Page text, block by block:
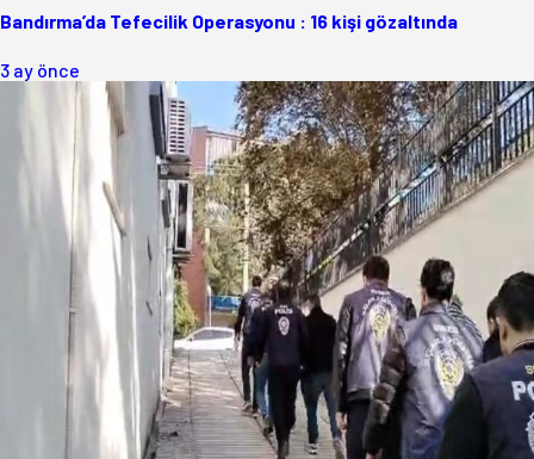
Bandırma’da Tefecilik Operasyonu : 16 kişi gözaltında
3 ay önce